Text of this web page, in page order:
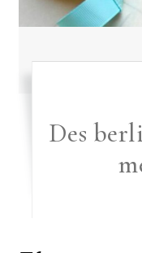
Des